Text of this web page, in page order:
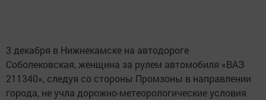
3 декабря в Нижнекамске на автодороге
Соболековская, женщина за рулем автомобиля «ВАЗ
211340», следуя со стороны Промзоны в направлении
города, не учла дорожно-метеорологические условия